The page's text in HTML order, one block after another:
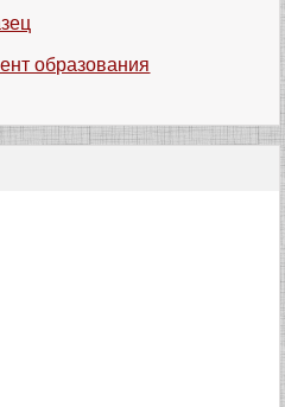
образования